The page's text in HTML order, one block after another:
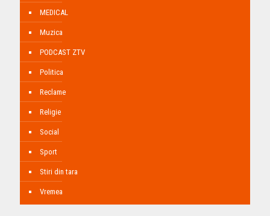
MEDICAL
Muzica
PODCAST ZTV
Politica
Reclame
Religie
Social
Sport
Stiri din tara
Vremea